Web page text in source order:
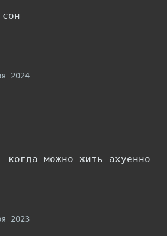
2024
когда можно жить ахуенно
2023